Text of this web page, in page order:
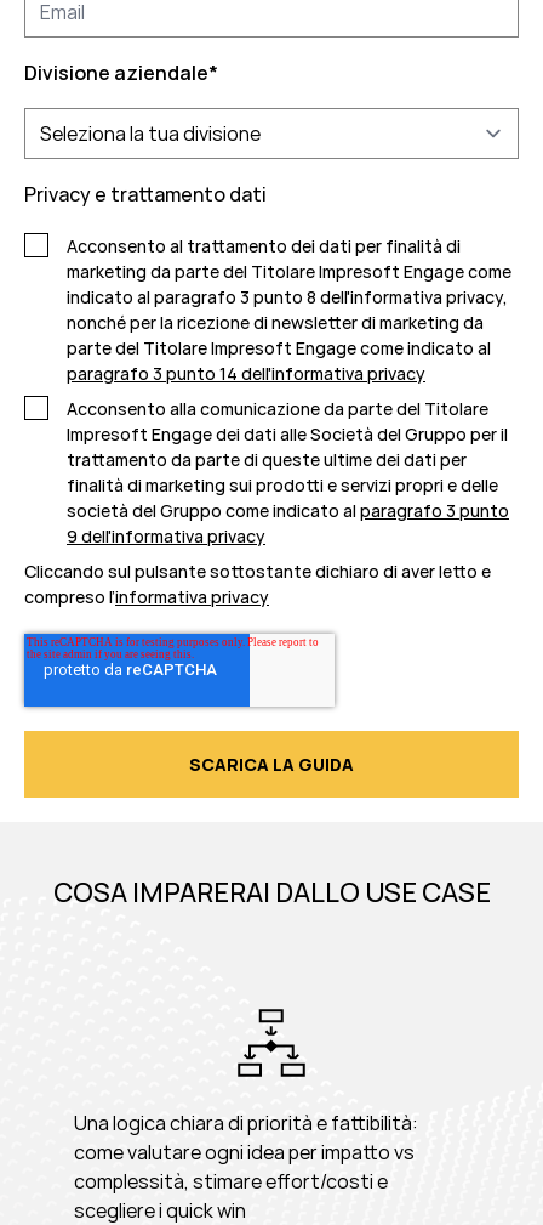
Divisione aziendale*
Privacy e trattamento dati
Acconsento al trattamento dei dati per finalità di
marketing da parte del Titolare Impresoft Engage come
indicato al paragrafo 3 punto 8 dell'informativa privacy,
nonché per la ricezione di newsletter di marketing da
parte del Titolare Impresoft Engage come indicato al
paragrafo 3 punto 14 dell'informativa privacy
Acconsento alla comunicazione da parte del Titolare
Impresoft Engage dei dati alle Società del Gruppo per il
trattamento da parte di queste ultime dei dati per
finalità di marketing sui prodotti e servizi propri e delle
società del Gruppo come indicato al paragrafo 3 punto
9 dell'informativa privacy
Cliccando sul pulsante sottostante dichiaro di aver letto e
compreso l’informativa privacy
COSA IMPARERAI DALLO USE CASE
Una logica chiara di priorità e fattibilità:
come valutare ogni idea per impatto vs
complessità, stimare effort/costi e
scegliere i quick win